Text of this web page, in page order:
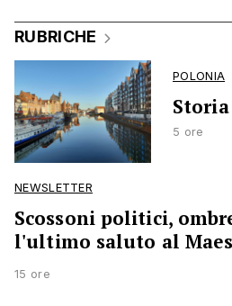
RUBRICHE
POLONIA
5 ore
NEWSLETTER
Scossoni politici,
l'ultimo saluto al
15 ore